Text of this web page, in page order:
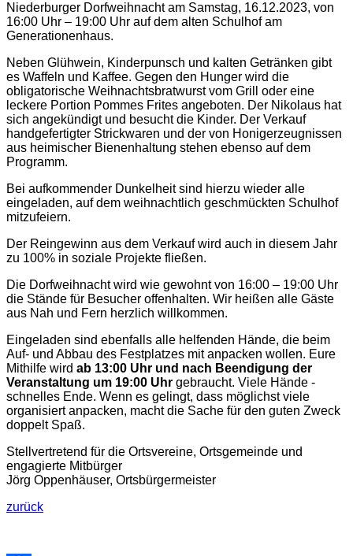
Niederburger Dorfweihnacht am Samstag, 16.12.2023, von
16:00 Uhr – 19:00 Uhr auf dem alten Schulhof am
Generationenhaus.
Neben Glühwein, Kinderpunsch und kalten Getränken gibt
es Waffeln und Kaffee. Gegen den Hunger wird die
obligatorische Weihnachtsbratwurst vom Grill oder eine
leckere Portion Pommes Frites angeboten. Der Nikolaus hat
sich angekündigt und besucht die Kinder. Der Verkauf
handgefertigter Strickwaren und der von Honigerzeugnissen
aus heimischer Bienenhaltung stehen ebenso auf dem
Programm.
Bei aufkommender Dunkelheit sind hierzu wieder alle
eingeladen, auf dem weihnachtlich geschmückten Schulhof
mitzufeiern.
Der Reingewinn aus dem Verkauf wird auch in diesem Jahr
zu 100% in soziale Projekte fließen.
Die Dorfweihnacht wird wie gewohnt von 16:00 – 19:00 Uhr
die Stände für Besucher offenhalten. Wir heißen alle Gäste
aus Nah und Fern herzlich willkommen.
Eingeladen sind ebenfalls alle helfenden Hände, die beim
Auf- und Abbau des Festplatzes mit anpacken wollen. Eure
Mithilfe wird ab 13:00 Uhr und nach Beendigung der
Veranstaltung um 19:00 Uhr gebraucht. Viele Hände -
schnelles Ende. Wenn es gelingt, dass möglichst viele
organisiert anpacken, macht die Sache für den guten Zweck
doppelt Spaß.
Stellvertretend für die Ortsvereine, Ortsgemeinde und
engagierte Mitbürger
Jörg Oppenhäuser, Ortsbürgermeister
zurück